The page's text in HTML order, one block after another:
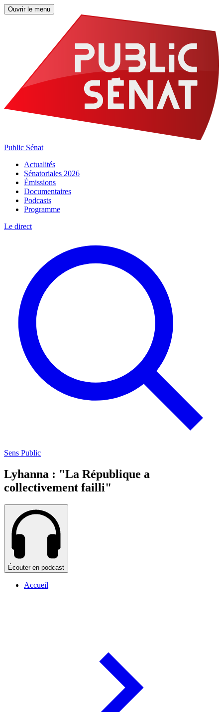
Ouvrir le menu
Public Sénat
Actualités
Sénatoriales 2026
Émissions
Documentaires
Podcasts
Programme
Le direct
Sens Public
Lyhanna : "La République a
collectivement failli"
Écouter en podcast
Accueil